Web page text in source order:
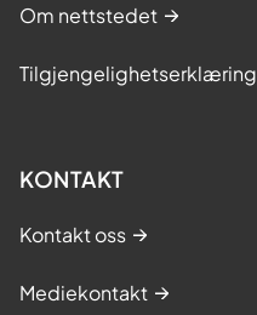
Om nettstedet
Tilgjengelighetserklæring
KONTAKT
Kontakt oss
Mediekontakt